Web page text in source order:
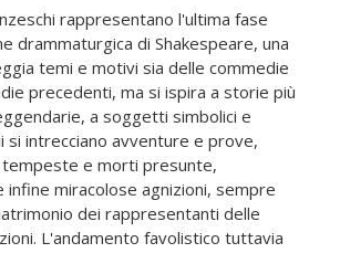
rappresentano l'ultima fase
drammaturgica di Shakespeare, una
temi e motivi sia delle commedie
precedenti, ma si ispira a storie più
a soggetti simbolici e
si intrecciano avventure e prove,
tempeste e morti presunte,
miracolose agnizioni, sempre
dei rappresentanti delle
L'andamento favolistico tuttavia